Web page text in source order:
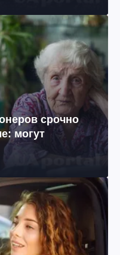
срочно
могут